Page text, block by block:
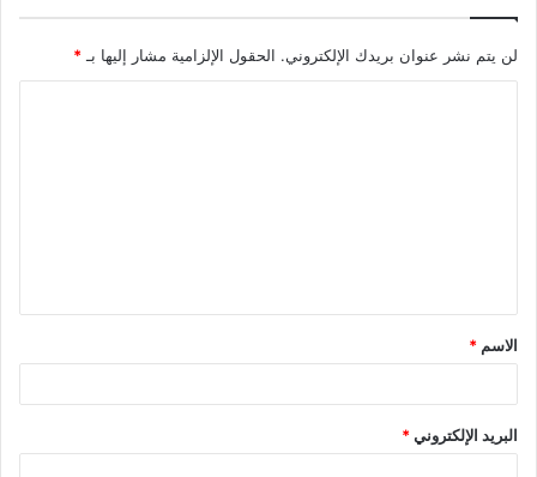
لن يتم نشر عنوان بريدك الإلكتروني. الحقول الإلزامية مشار إليها بـ *
الاسم *
البريد الإلكتروني*